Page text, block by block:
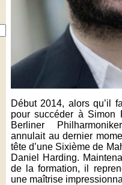
Début 2014, alors qu’il
pour succéder à Simon
Berliner
annulait au dernier
tête d’une Sixième de
Daniel Harding.
de la formation, il
une maîtrise